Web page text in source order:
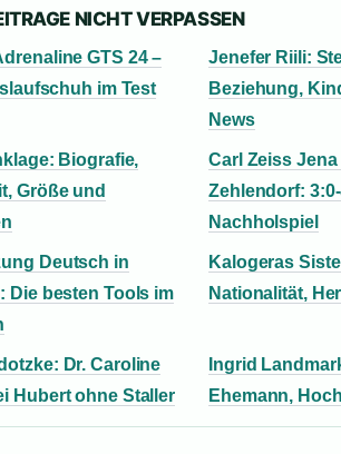
NICHT VERPASSEN
GTS 24 –
im Test
Jenefer Riili:
Beziehung,
News
Biografie,
Größe und
Carl Zeiss Jena
Zehlendorf:
Nachholspiel
Deutsch in
Die besten Tools im
Kalogeras
Nationalität,
Dr. Caroline
Hubert ohne Staller
Ingrid
Ehemann,